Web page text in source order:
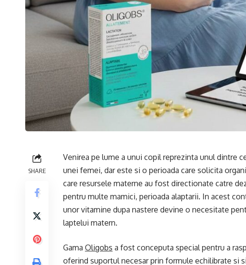
SHARE
Venirea pe lume a unui copil reprezinta unul dintre
unei femei, dar este si o perioada care solicita
care resursele materne au fost directionate catre
pentru multe mamici, perioada alaptarii. In acest
unor vitamine dupa nastere devine o necesitate
laptelui matern.
Gama Oligobs a fost conceputa special pentru a
oferind suportul necesar prin formule echilibrate si